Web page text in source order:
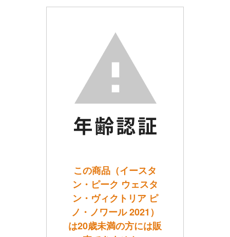
この商品（イースタ
ン・ピーク ウェスタ
ン・ヴィクトリア ピ
ノ・ノワール 2021）
は20歳未満の方には販